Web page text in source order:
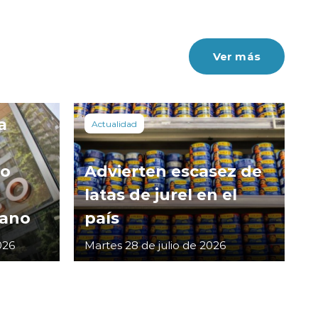
Ver más
Actualidad
Advierten escasez de
latas de jurel en el
país
Martes 28 de julio de 2026